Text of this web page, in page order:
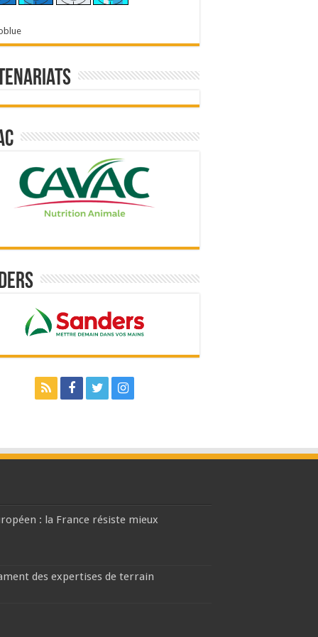
: la France résiste mieux
des expertises de terrain